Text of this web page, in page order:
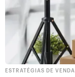
ESTRATÉGIAS DE VENDA